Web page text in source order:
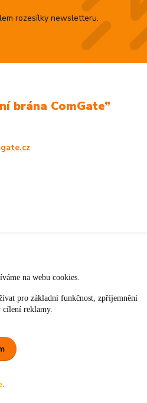
rozesílky newsletteru.
brána ComGate”
na webu cookies.
pro základní funkčnost, zpříjemnění
cílení reklamy.
.